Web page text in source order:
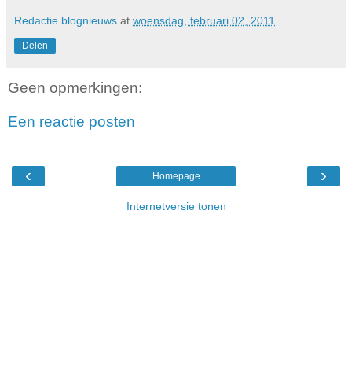
Redactie blognieuws at woensdag, februari 02, 2011
Delen
Geen opmerkingen:
Een reactie posten
‹ ›
Homepage
Internetversie tonen